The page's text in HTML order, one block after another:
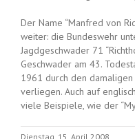
Der Name “Manfred von
weiter: die Bundeswehr
Jagdgeschwader 71
Geschwader am 43.
1961 durch den
verliegen. Auch auf
viele Beispiele, wie der
Dienstag, 15. April 2008